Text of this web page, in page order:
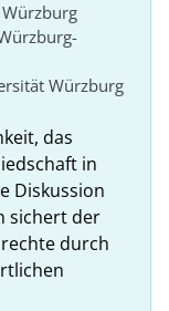
Würzburg
das
in
Diskussion
sichert der
durch